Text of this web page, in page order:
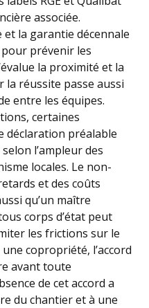
associée.
et la garantie décennale
prévenir les
la proximité et la
la réussite passe aussi
entre les équipes.
certaines
déclaration préalable
l’ampleur des
locales. Le non-
et des coûts
qu’un maître
corps d’état peut
les frictions sur le
copropriété, l’accord
avant toute
de cet accord a
du chantier et à une